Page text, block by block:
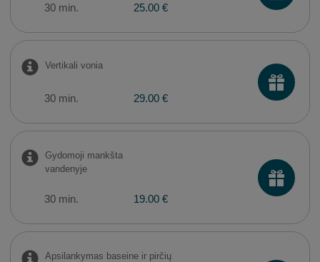
30 min. 25.00 €
Vertikali vonia
30 min. 29.00 €
Gydomoji mankšta
vandenyje
30 min. 19.00 €
Apsilankymas baseine ir pirčių